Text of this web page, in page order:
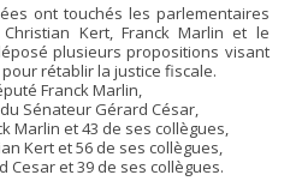
ont touchés les parlementaires
Kert, Franck Marlin et le
plusieurs propositions visant
rétablir la justice fiscale.
Franck Marlin,
du Sénateur Gérard César,
Marlin et 43 de ses collègues,
Kert et 56 de ses collègues,
Cesar et 39 de ses collègues.